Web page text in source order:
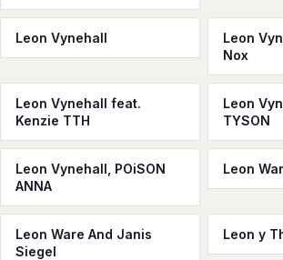
Leon Vynehall
Leon
Nox
Leon Vynehall feat.
Kenzie TTH
Leon
TYSON
Leon Vynehall, POiSON
ANNA
Leon
Leon Ware And Janis
Siegel
Leon y